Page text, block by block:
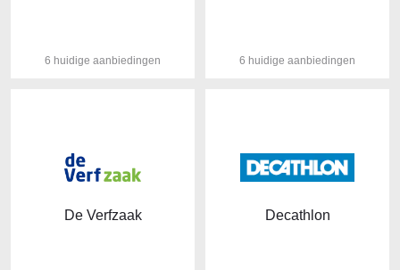
6 huidige aanbiedingen 6 huidige aanbiedingen
De Verfzaak Decathlon